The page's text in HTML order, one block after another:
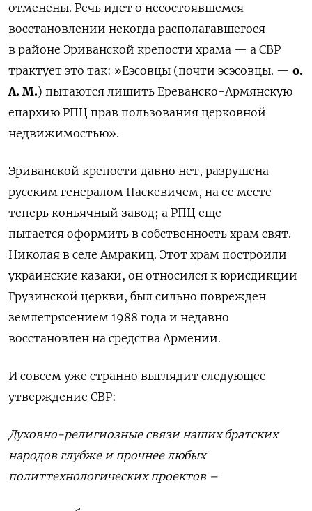
отменены. Речь идет о несостоявшемся
восстановлении некогда располагавшегося
в районе Эриванской крепости храма — а СВР
трактует это так: »Еэсовцы (почти эсэсовцы. — о.
А. М.) пытаются лишить Ереванско-Армянскую
епархию РПЦ прав пользования церковной
недвижимостью».
Эриванской крепости давно нет, разрушена
русским генералом Паскевичем, на ее месте
теперь коньячный завод; а РПЦ еще
пытается оформить в собственность храм свят.
Николая в селе Амракиц. Этот храм построили
украинские казаки, он относился к юрисдикции
Грузинской церкви, был сильно поврежден
землетрясением 1988 года и недавно
восстановлен на средства Армении.
И совсем уже странно выглядит следующее
утверждение СВР:
Духовно-религиозные связи наших братских
народов глубже и прочнее любых
политтехнологических проектов –